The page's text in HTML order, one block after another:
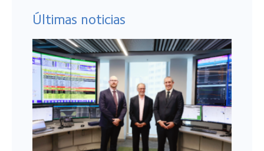
Últimas noticias